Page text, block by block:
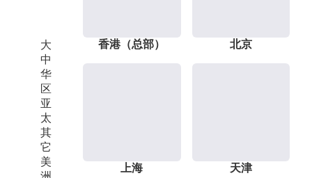
大
中
华
区
亚
太
其
它
美
香港（总部） 北京
上海 天津